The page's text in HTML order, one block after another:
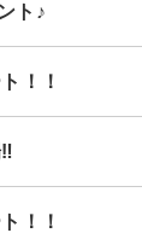
ト♪
！！
！！